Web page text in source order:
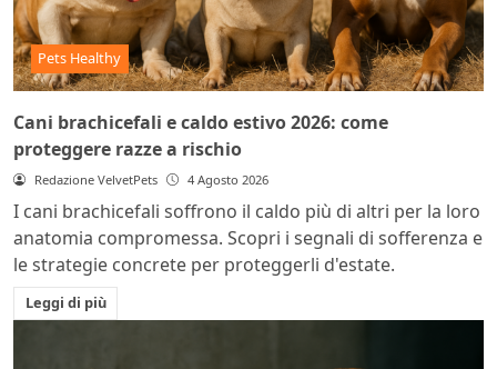
Pets Healthy
Cani brachicefali e caldo estivo 2026: come
proteggere razze a rischio
Redazione VelvetPets 4 Agosto 2026
I cani brachicefali soffrono il caldo più di altri per la loro
anatomia compromessa. Scopri i segnali di sofferenza e
le strategie concrete per proteggerli d'estate.
Leggi di più